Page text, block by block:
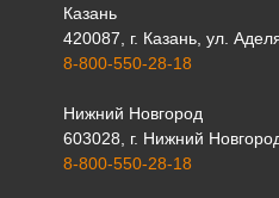
Казань
420087, г. Казань, ул.
8-800-550-28-18
Нижний Новгород
603028, г. Нижний
8-800-550-28-18